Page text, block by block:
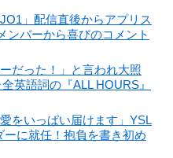
」配信直後からアプリス
ンバーから喜びのコメント
だった！」と言われ大照
英語詞の『ALL HOURS』
をいっぱい届けます」YSL
に就任！抱負を書き初め